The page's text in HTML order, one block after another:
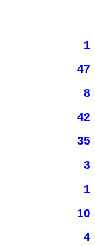
1
47
8
42
35
3
1
10
4